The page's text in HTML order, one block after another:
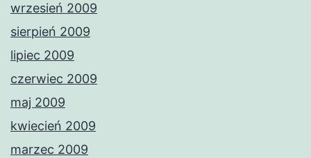
wrzesień 2009
sierpień 2009
lipiec 2009
czerwiec 2009
maj 2009
kwiecień 2009
marzec 2009